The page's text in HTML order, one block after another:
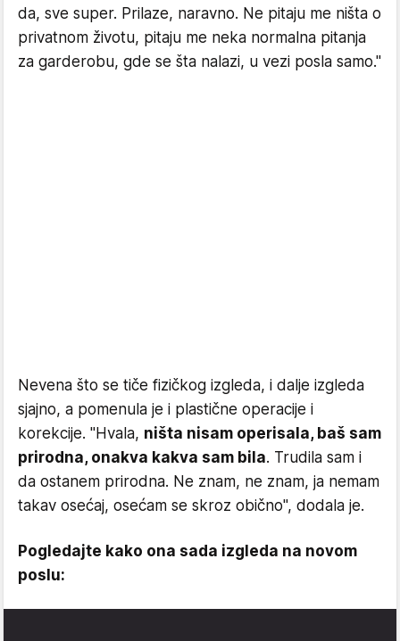
da, sve super. Prilaze, naravno. Ne pitaju me ništa o
privatnom životu, pitaju me neka normalna pitanja
za garderobu, gde se šta nalazi, u vezi posla samo."
Nevena što se tiče fizičkog izgleda, i dalje izgleda
sjajno, a pomenula je i plastične operacije i
korekcije. "Hvala, ništa nisam operisala, baš sam
prirodna, onakva kakva sam bila. Trudila sam i
da ostanem prirodna. Ne znam, ne znam, ja nemam
takav osećaj, osećam se skroz obično", dodala je.
Pogledajte kako ona sada izgleda na novom
poslu: